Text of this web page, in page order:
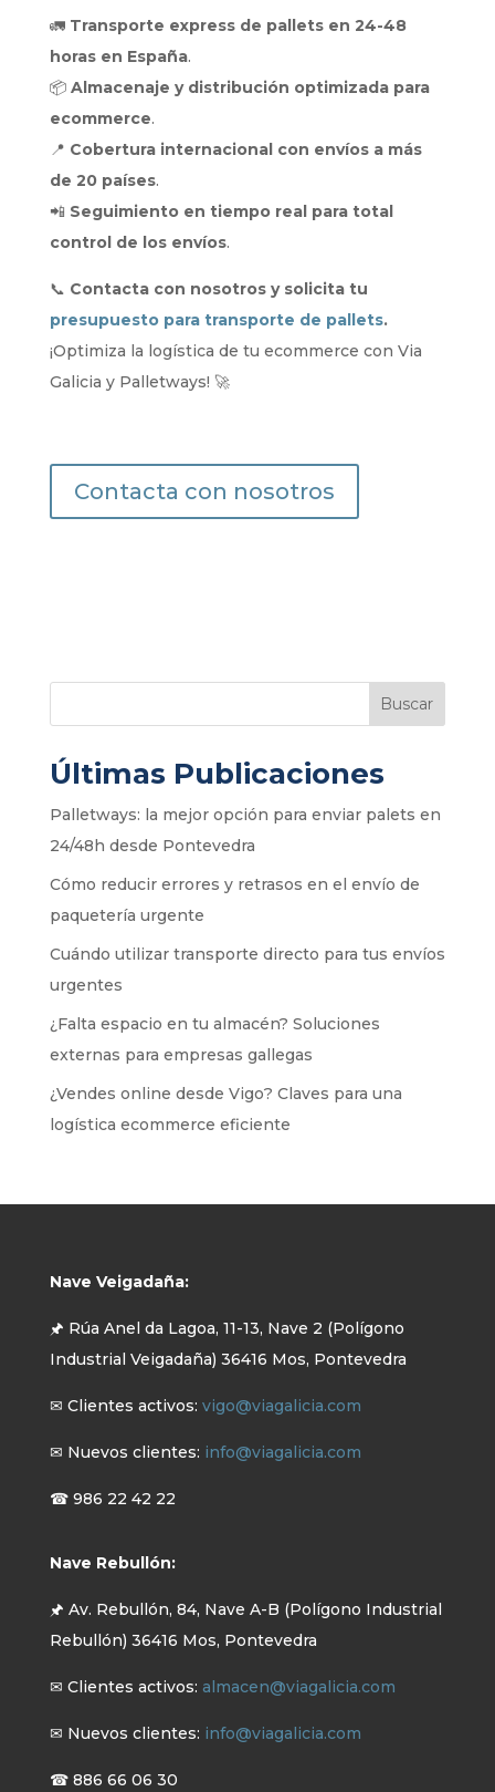
🚛 Transporte express de pallets en 24-48
horas en España.
📦 Almacenaje y distribución optimizada para
ecommerce.
📍 Cobertura internacional con envíos a más
de 20 países.
📲 Seguimiento en tiempo real para total
control de los envíos.
📞 Contacta con nosotros y solicita tu
presupuesto para transporte de pallets.
¡Optimiza la logística de tu ecommerce con Via
Galicia y Palletways! 🚀
Contacta con nosotros
Buscar
Últimas Publicaciones
Palletways: la mejor opción para enviar palets en
24/48h desde Pontevedra
Cómo reducir errores y retrasos en el envío de
paquetería urgente
Cuándo utilizar transporte directo para tus envíos
urgentes
¿Falta espacio en tu almacén? Soluciones
externas para empresas gallegas
¿Vendes online desde Vigo? Claves para una
logística ecommerce eficiente
Nave Veigadaña:
🖈 Rúa Anel da Lagoa, 11-13, Nave 2 (Polígono
Industrial Veigadaña) 36416 Mos, Pontevedra
✉ Clientes activos: vigo@viagalicia.com
✉ Nuevos clientes: info@viagalicia.com
☎ 986 22 42 22
Nave Rebullón:
🖈 Av. Rebullón, 84, Nave A-B (Polígono Industrial
Rebullón) 36416 Mos, Pontevedra
✉ Clientes activos: almacen@viagalicia.com
✉ Nuevos clientes: info@viagalicia.com
☎ 886 66 06 30